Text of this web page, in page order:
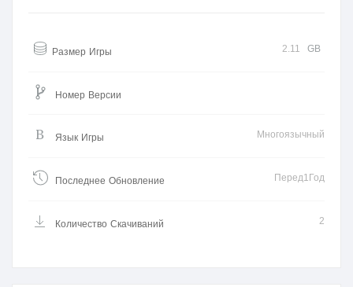
Размер Игры 2.11 GB
Номер Версии
Язык Игры Многоязычный
Последнее Обновление Перед1Год
Количество Скачиваний 2